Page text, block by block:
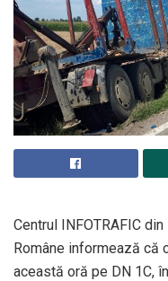
Centrul INFOTRAFIC
Române informează că
această oră pe DN 1C,